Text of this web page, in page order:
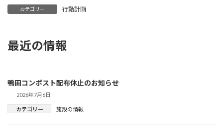
カテゴリー 行動計画
最近の情報
鴨田コンポスト配布休止のお知らせ
2026年7月6日
カテゴリー 施設の情報